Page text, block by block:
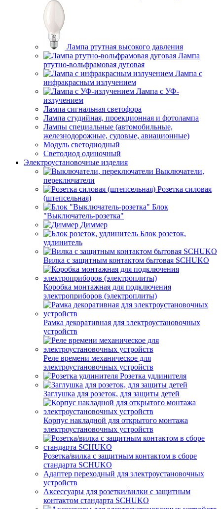
Лампа ртутная высокого давления
Лампа
ртутно-вольфрамовая дуговая
Лампа с
инфракрасным излучением
Лампа с УФ-
излучением
Лампа сигнальная светофора
Лампа студийная, проекционная и фотолампа
Лампы специальные (автомобильные,
железнодорожные, судовые, авиационные)
Модуль светодиодный
Светодиод одиночный
Электроустановочные изделия
Выключатели,
переключатели
Розетка силовая
(штепсельная)
Блок
"Выключатель-розетка"
Диммер
Блок розеток,
удлинитель
Вилка с защитным контактом бытовая SCHUKO
Коробка монтажная для подключения
электроприборов (электроплиты)
Рамка декоративная для электроустановочных
устройств
Реле времени механическое для
электроустановочных устройств
Розетка удлинителя
Заглушка для розеток, для защиты детей
Корпус накладной для открытого монтажа
электроустановочных устройств
Розетка/вилка с защитным контактом в сборе
стандарта SCHUKO
Адаптер переходный для электроустановочных
устройств
Аксессуары для розетки/вилки с защитным
контактом стандарта SCHUKO